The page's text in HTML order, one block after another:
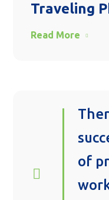
Traveling
Read More
of